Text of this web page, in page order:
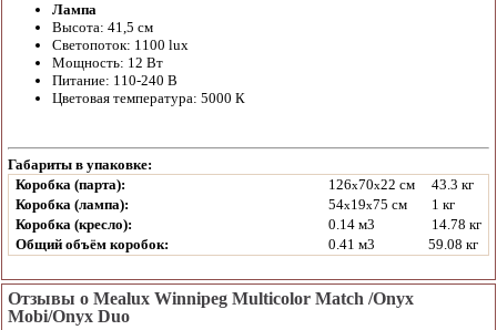
Лампа
Высота: 41,5 см
Светопоток: 1100 lux
Мощность: 12 Вт
Питание: 110-240 В
Цветовая температура: 5000 К
Габариты в упаковке:
Коробка (парта):
126x70x22 см
43.3 кг
Коробка (лампа):
54x19x75 см
1 кг
Коробка (кресло):
0.14 м3
14.78 кг
Общий объём коробок:
0.41 м3 59.08 кг
Отзывы о Mealux Winnipeg Multicolor Match /Onyx
Mobi/Onyx Duo